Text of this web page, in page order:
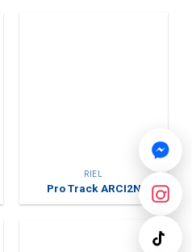
RIEL
Pro Track ARCI2N